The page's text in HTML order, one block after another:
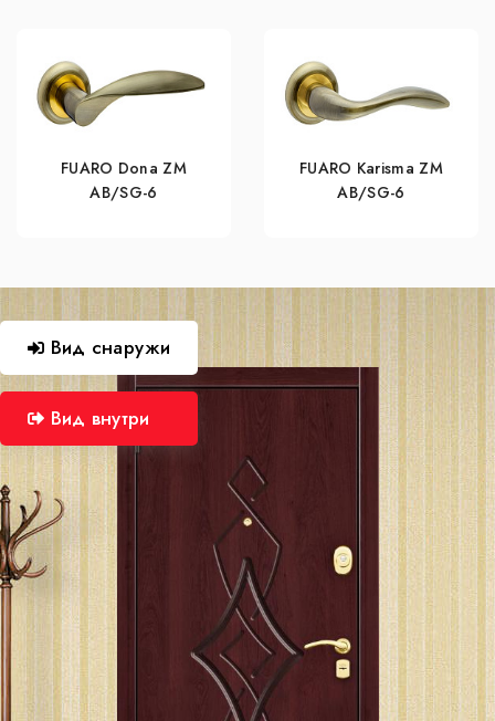
FUARO Dona ZM
AB/SG-6
FUARO Karisma ZM
AB/SG-6
Вид снаружи
Вид внутри